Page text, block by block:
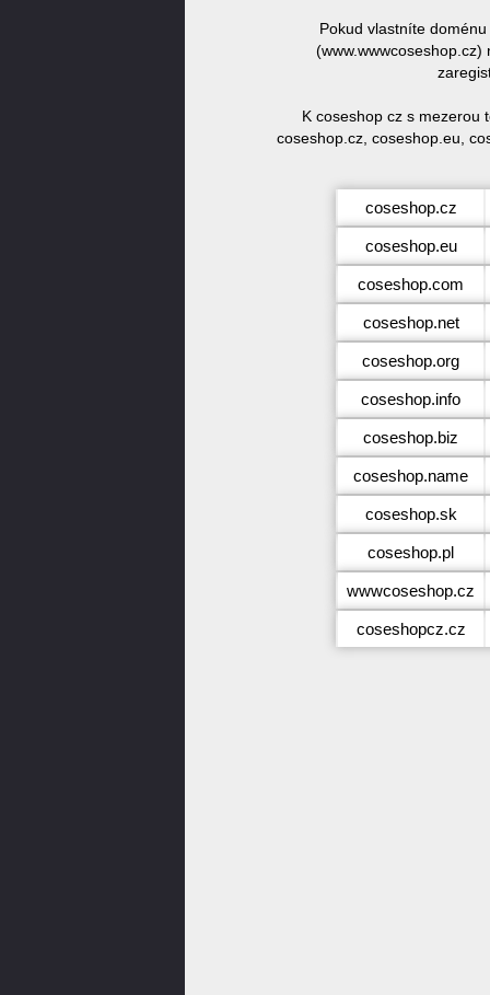
Pokud vlastníte
K coseshop cz s mezerou
coseshop.cz, coseshop.eu,
coseshop.cz
coseshop.eu
coseshop.com
coseshop.net
coseshop.org
coseshop.info
coseshop.biz
coseshop.name
coseshop.sk
coseshop.pl
wwwcoseshop.cz
coseshopcz.cz